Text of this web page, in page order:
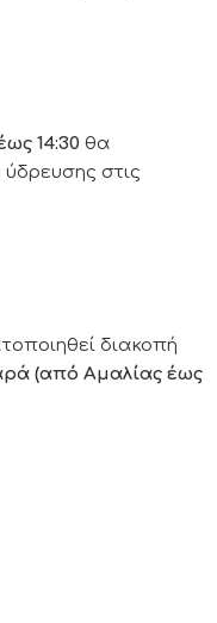
14:30 θα
στις
διακοπή
(από Αμαλίας έως